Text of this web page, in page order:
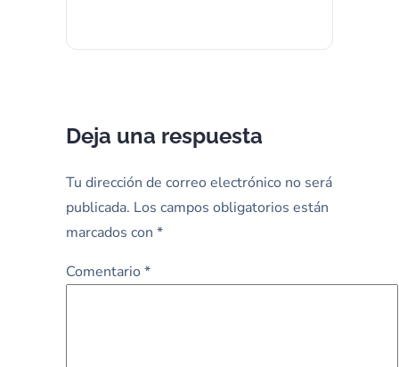
Deja una respuesta
Tu dirección de correo electrónico no será
publicada. Los campos obligatorios están
marcados con *
Comentario *